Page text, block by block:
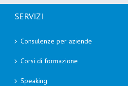
SERVIZI
Consulenze per aziende
Corsi di formazione
Speaking